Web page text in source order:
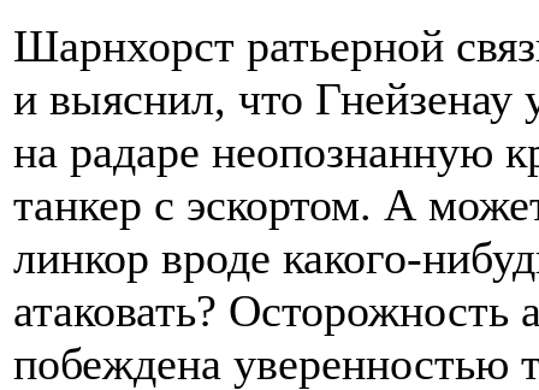
Шарнхорст ратьерной
и выяснил, что Гнейзенау
на радаре неопознанную
танкер с эскортом. А
линкор вроде какого-
атаковать?
побеждена уверенностью